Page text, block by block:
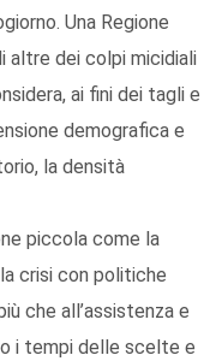
Una Regione
altre dei colpi micidiali
ai fini dei tagli e
demografica e
la densità
piccola come la
crisi con politiche
che all’assistenza e
i tempi delle scelte e